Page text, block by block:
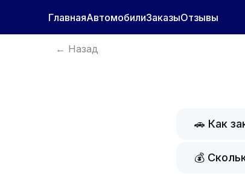
ГлавнаяАвтомобилиЗаказыОтзывы
← Назад
🚗 Как
💰